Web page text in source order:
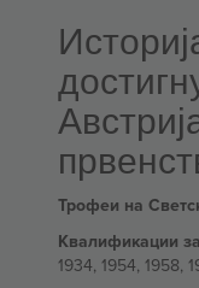
Трофеи на
Квалификации
1934, 1954, 1958,